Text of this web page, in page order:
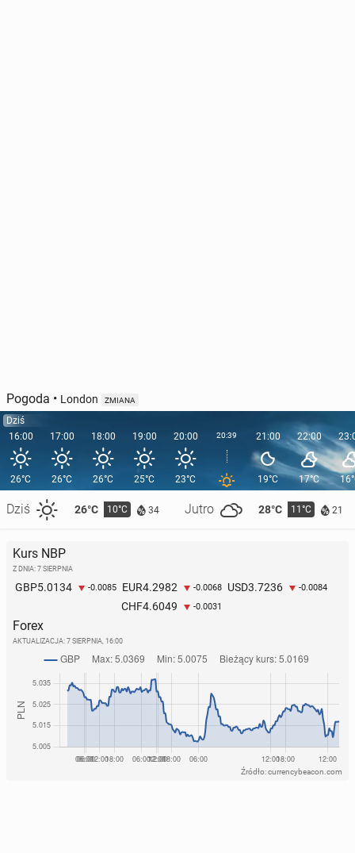
Pogoda • London ZMIANA
Dziś
16:00
26°C
Dziś 26°C 10°C 34 Jutro 28°C 11°C 21
17:00
26°C
18:00
26°C
19:00
25°C
20:00
23°C
20:39 21:00
19°C
22:00
17°C
Kurs NBP
Z DNIA: 7 SIERPNIA
GBP5.0134 -0.0085 EUR4.2982 -0.0068 USD3.7236 -0.0084
CHF4.6049 -0.0031
Forex
AKTUALIZACJA: 7 SIERPNIA, 16:00
Źródło: currencybeacon.com